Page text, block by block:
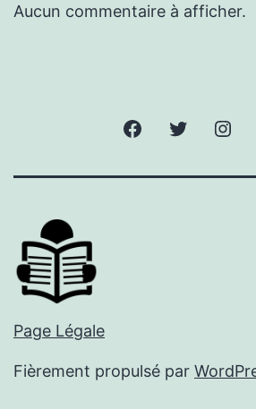
Aucun commentaire à afficher.
FacebookTwitter
Page Légale
Fièrement propulsé par